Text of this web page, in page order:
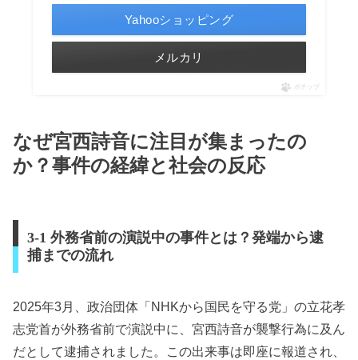
Yahooショッピング
メルカリ
ポチップ
なぜ宮西詩音に注目が集まったの
か？事件の経緯と社会の反応
3-1 外務省前の演説中の事件とは？発端から逮
捕までの流れ
2025年3月、政治団体「NHKから国民を守る党」の立花孝
志党首が外務省前で演説中に、宮西詩音が襲撃行為に及ん
だとして逮捕されました。この出来事は即座に報道され、